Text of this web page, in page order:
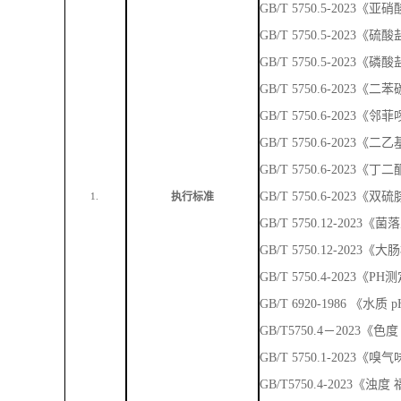
1. 执行标准
GB/T 5750.5-2023《亚
GB/T 5750.5-2023《硫
GB/T 5750.5-2023《磷
GB/T 5750.6-2023《二
GB/T 5750.6-2023《邻
GB/T 5750.6-2023《二
GB/T 5750.6-2023《丁
GB/T 5750.6-2023《双
GB/T 5750.12-2023《菌
GB/T 5750.12-2023《大
GB/T 5750.4-2023《PH
GB/T 6920-1986 《水质
GB/T5750.4－2023《色
GB/T 5750.1-2023《嗅
GB/T5750.4-2023《浊度